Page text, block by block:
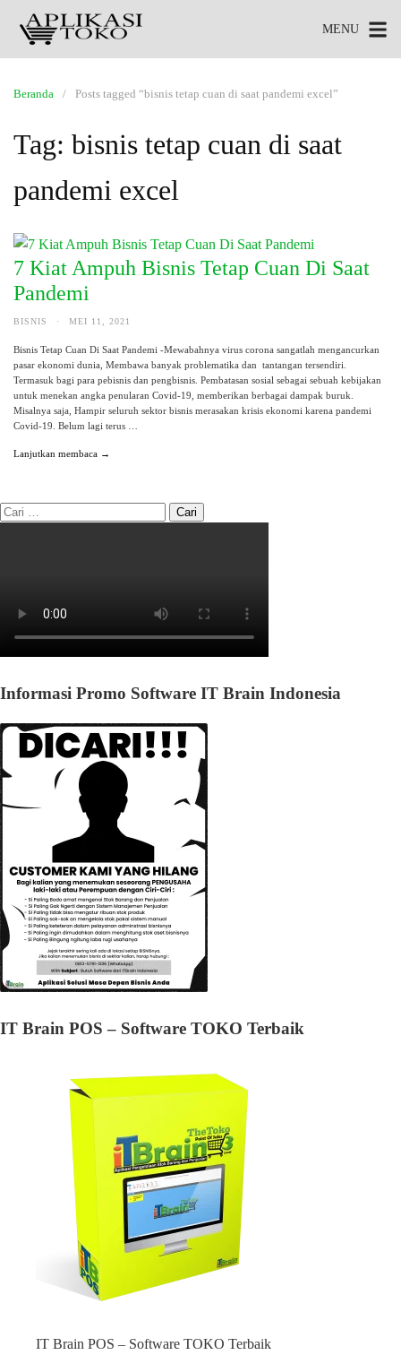
MENU
Beranda Posts tagged “bisnis tetap cuan di saat pandemi excel”
Tag: bisnis tetap cuan di saat
pandemi excel
7 Kiat Ampuh Bisnis Tetap Cuan Di Saat
Pandemi
BISNIS · MEI 11, 2021
Bisnis Tetap Cuan Di Saat Pandemi -Mewabahnya virus corona sangatlah mengancurkan
pasar ekonomi dunia, Membawa banyak problematika dan tantangan tersendiri.
Termasuk bagi para pebisnis dan pengbisnis. Pembatasan sosial sebagai sebuah kebijakan
untuk menekan angka penularan Covid-19, memberikan berbagai dampak buruk.
Misalnya saja, Hampir seluruh sektor bisnis merasakan krisis ekonomi karena pandemi
Covid-19. Belum lagi terus …
Lanjutkan membaca →
Informasi Promo Software IT Brain Indonesia
IT Brain POS – Software TOKO Terbaik
IT Brain POS – Software TOKO Terbaik